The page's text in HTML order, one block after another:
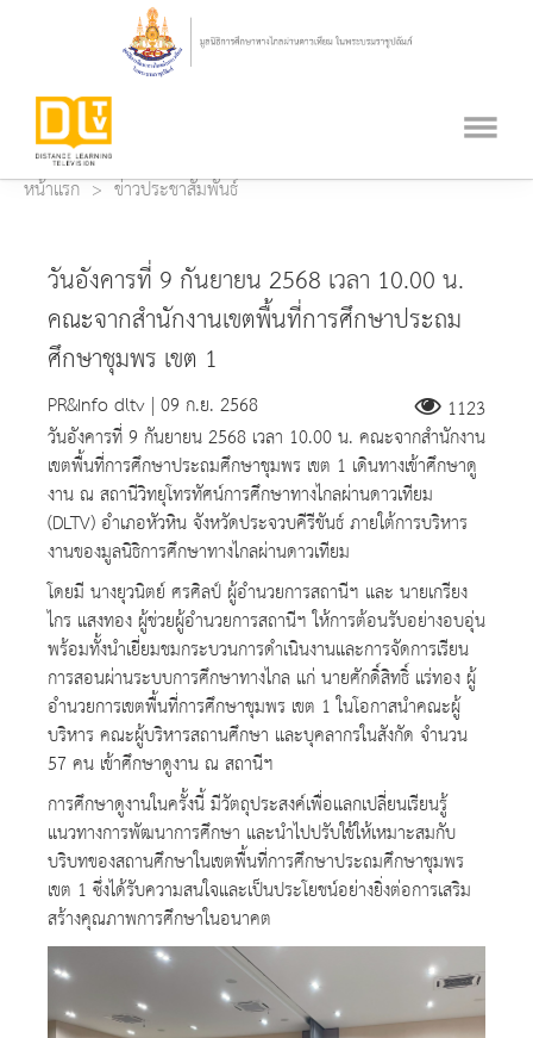
หน้าแรก ข่าวประชาสัมพันธ์
วันอังคารที่ 9 กันยายน 2568 เวลา 10.00 น.
คณะจากสำนักงานเขตพื้นที่การศึกษาประถม
ศึกษาชุมพร เขต 1
PR&Info dltv | 09 ก.ย. 2568
1123
วันอังคารที่ 9 กันยายน 2568 เวลา 10.00 น. คณะจากสำนักงาน
เขตพื้นที่การศึกษาประถมศึกษาชุมพร เขต 1 เดินทางเข้าศึกษาดู
งาน ณ สถานีวิทยุโทรทัศน์การศึกษาทางไกลผ่านดาวเทียม
(DLTV) อำเภอหัวหิน จังหวัดประจวบคีรีขันธ์ ภายใต้การบริหาร
งานของมูลนิธิการศึกษาทางไกลผ่านดาวเทียม
โดยมี นางยุวนิตย์ ศรศิลป์ ผู้อำนวยการสถานีฯ และ นายเกรียง
ไกร แสงทอง ผู้ช่วยผู้อำนวยการสถานีฯ ให้การต้อนรับอย่างอบอุ่น
พร้อมทั้งนำเยี่ยมชมกระบวนการดำเนินงานและการจัดการเรียน
การสอนผ่านระบบการศึกษาทางไกล แก่ นายศักดิ์สิทธิ์ แร่ทอง ผู้
อำนวยการเขตพื้นที่การศึกษาชุมพร เขต 1 ในโอกาสนำคณะผู้
บริหาร คณะผู้บริหารสถานศึกษา และบุคลากรในสังกัด จำนวน
57 คน เข้าศึกษาดูงาน ณ สถานีฯ
การศึกษาดูงานในครั้งนี้ มีวัตถุประสงค์เพื่อแลกเปลี่ยนเรียนรู้
แนวทางการพัฒนาการศึกษา และนำไปปรับใช้ให้เหมาะสมกับ
บริบทของสถานศึกษาในเขตพื้นที่การศึกษาประถมศึกษาชุมพร
เขต 1 ซึ่งได้รับความสนใจและเป็นประโยชน์อย่างยิ่งต่อการเสริม
สร้างคุณภาพการศึกษาในอนาคต